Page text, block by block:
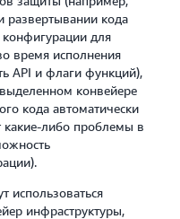
развертывании кода
для
время исполнения
API и флаги функций),
конвейере
кода автоматически
какие-либо проблемы в
использоваться
инфраструктуры,